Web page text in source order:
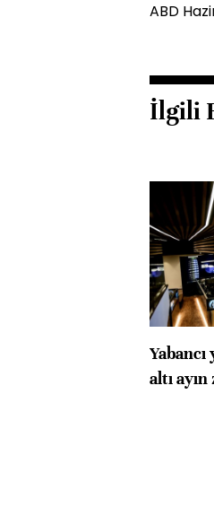
ABD
İlgili
Yabancı
altı